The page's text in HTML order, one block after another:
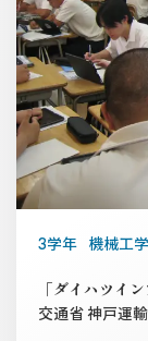
3学年 機械工
「ダイハツイ
交通省 神戸運